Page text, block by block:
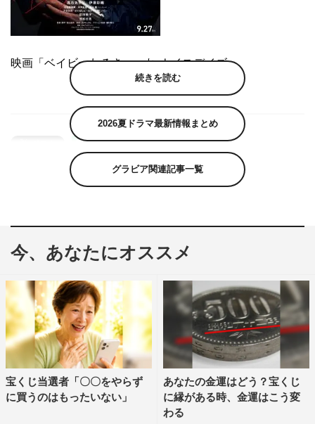
映画「ベイビーわるきゅーれ ナイスデイズ」
続きを読む
2026夏ドラマ最新情報まとめ
グラビア関連記事一覧
今、あなたにオススメ
宝くじ当選者「〇〇をやらず
に買うのはもったいない」
あなたの金運はどう？宝くじ
に縁がある時、金運はこう変
わる